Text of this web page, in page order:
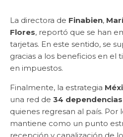
La directora de Finabien,
Flores, reportó que se han
tarjetas. En este sentido, se
gracias a los beneficios en el
en impuestos.
Finalmente, la estrategia
una red de 34 dependencias
quienes regresan al país. Por
mantiene como un punto